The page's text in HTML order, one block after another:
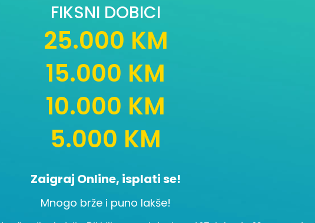
FIKSNI DOBICI
25.000 KM
15.000 KM
10.000 KM
5.000 KM
Zaigraj Online, isplati se!
Mnogo brže i puno lakše!